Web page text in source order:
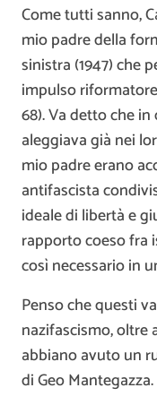
Come tutti sanno,
mio padre della
sinistra (1947) che
impulso
68). Va detto che
aleggiava già nei
mio padre erano
antifascista
ideale di libertà e
rapporto coeso fra
così necessario in
Penso che questi
nazifascismo, oltre
abbiano avuto un
di Geo Mantegazza.